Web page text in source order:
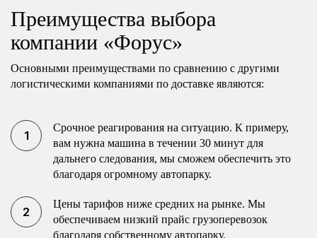
Преимущества выбора
компании «Форус»
Основными преимуществами по сравнению с другими
логистическими компаниями по доставке являются:
Срочное реагирования на ситуацию. К примеру,
вам нужна машина в течении 30 минут для
дальнего следования, мы сможем обеспечить это
благодаря огромному автопарку.
Цены тарифов ниже средних на рынке. Мы
обеспечиваем низкий прайс грузоперевозок
благодаря собственному автопарку.